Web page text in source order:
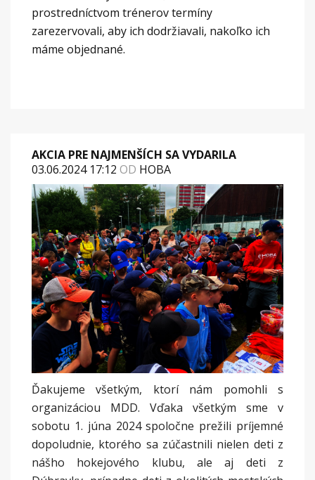
prostredníctvom trénerov termíny
zarezervovali, aby ich dodržiavali, nakoľko ich
máme objednané.
AKCIA PRE NAJMENŠÍCH SA VYDARILA
03.06.2024 17:12 OD HOBA
Ďakujeme všetkým, ktorí nám pomohli s
organizáciou MDD. Vďaka všetkým sme v
sobotu 1. júna 2024 spoločne prežili príjemné
dopoludnie, ktorého sa zúčastnili nielen deti z
nášho hokejového klubu, ale aj deti z